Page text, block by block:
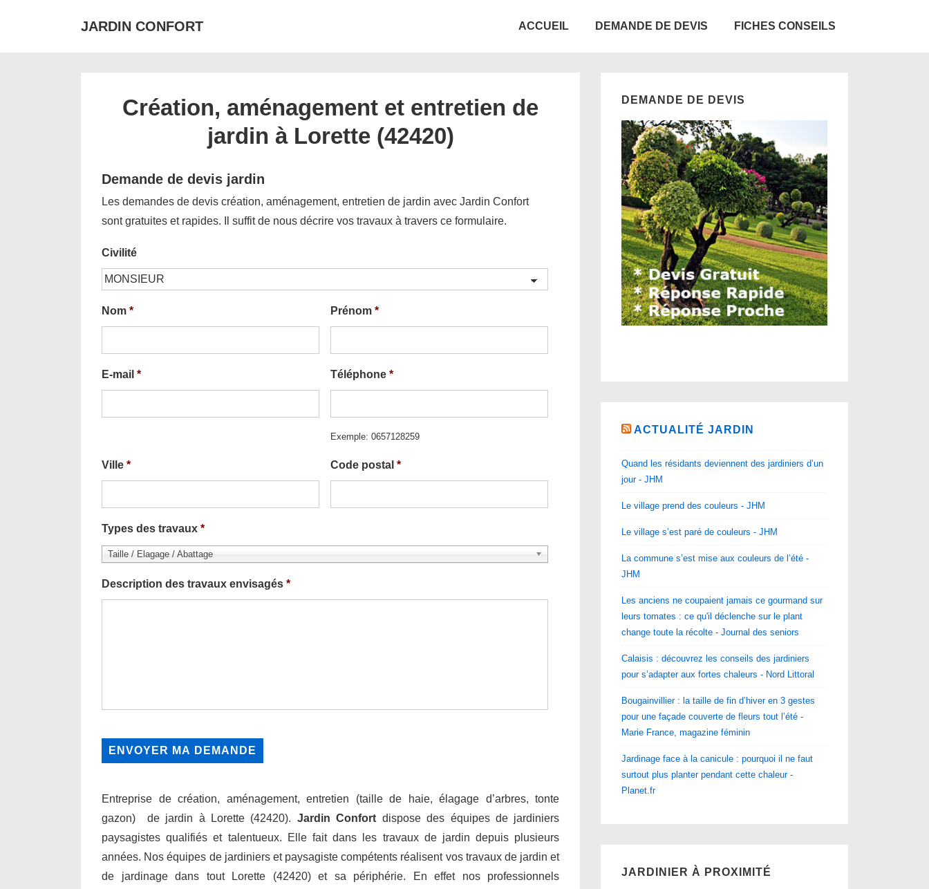
JARDIN CONFORT ACCUEIL DEMANDE DE DEVIS FICHES CONSEILS
Création, aménagement et entretien de
jardin à Lorette (42420)
Demande de devis jardin
Les demandes de devis création, aménagement, entretien de jardin avec Jardin Confort
sont gratuites et rapides. Il suffit de nous décrire vos travaux à travers ce formulaire.
Civilité
Nom * Prénom *
E-mail * Téléphone *
Exemple: 0657128259
Ville * Code postal *
Types des travaux *
Taille / Elagage / Abattage
Description des travaux envisagés *
Entreprise de création, aménagement, entretien (taille de haie, élagage d’arbres, tonte
gazon) de jardin à Lorette (42420). Jardin Confort dispose des équipes de jardiniers
paysagistes qualifiés et talentueux. Elle fait dans les travaux de jardin depuis plusieurs
années. Nos équipes de jardiniers et paysagiste compétents réalisent vos travaux de jardin et
de jardinage dans tout Lorette (42420) et sa périphérie. En effet nos professionnels
DEMANDE DE DEVIS
ACTUALITÉ JARDIN
Quand les résidants deviennent des jardiniers d’un
jour - JHM
Le village prend des couleurs - JHM
Le village s’est paré de couleurs - JHM
La commune s’est mise aux couleurs de l’été -
JHM
Les anciens ne coupaient jamais ce gourmand sur
leurs tomates : ce qu'il déclenche sur le plant
change toute la récolte - Journal des seniors
Calaisis : découvrez les conseils des jardiniers
pour s’adapter aux fortes chaleurs - Nord Littoral
Bougainvillier : la taille de fin d’hiver en 3 gestes
pour une façade couverte de fleurs tout l’été -
Marie France, magazine féminin
Jardinage face à la canicule : pourquoi il ne faut
surtout plus planter pendant cette chaleur -
Planet.fr
JARDINIER À PROXIMITÉ